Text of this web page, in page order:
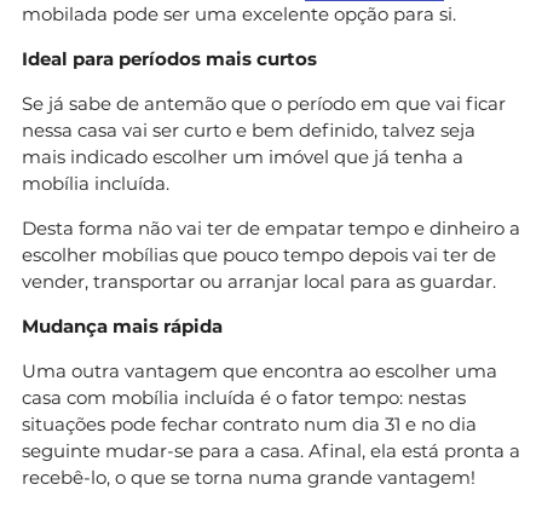
mobilada pode ser uma excelente opção para si.
Ideal para períodos mais curtos
Se já sabe de antemão que o período em que vai ficar
nessa casa vai ser curto e bem definido, talvez seja
mais indicado escolher um imóvel que já tenha a
mobília incluída.
Desta forma não vai ter de empatar tempo e dinheiro a
escolher mobílias que pouco tempo depois vai ter de
vender, transportar ou arranjar local para as guardar.
Mudança mais rápida
Uma outra vantagem que encontra ao escolher uma
casa com mobília incluída é o fator tempo: nestas
situações pode fechar contrato num dia 31 e no dia
seguinte mudar-se para a casa. Afinal, ela está pronta a
recebê-lo, o que se torna numa grande vantagem!